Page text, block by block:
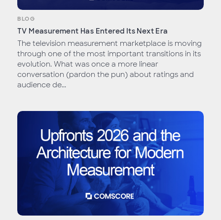
BLOG
TV Measurement Has Entered Its Next Era
The television measurement marketplace is moving
through one of the most important transitions in its
evolution. What was once a more linear
conversation (pardon the pun) about ratings and
audience de...